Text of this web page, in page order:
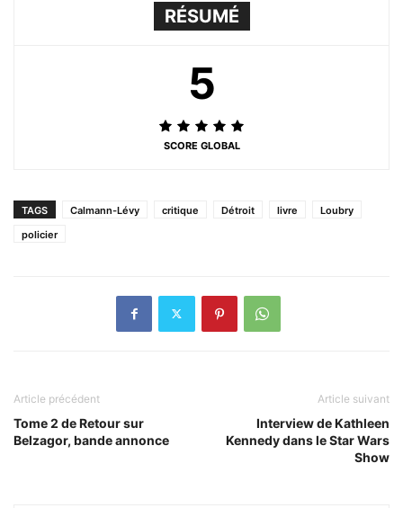
RÉSUMÉ
5
SCORE GLOBAL
TAGS Calmann-Lévy critique Détroit livre
Loubry
policier
Article précédent
Tome 2 de Retour sur
Belzagor, bande annonce
Article suivant
Interview de Kathleen
Kennedy dans le Star Wars
Show